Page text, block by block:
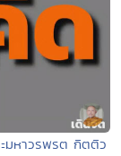
มหาวรพรต กิตติว